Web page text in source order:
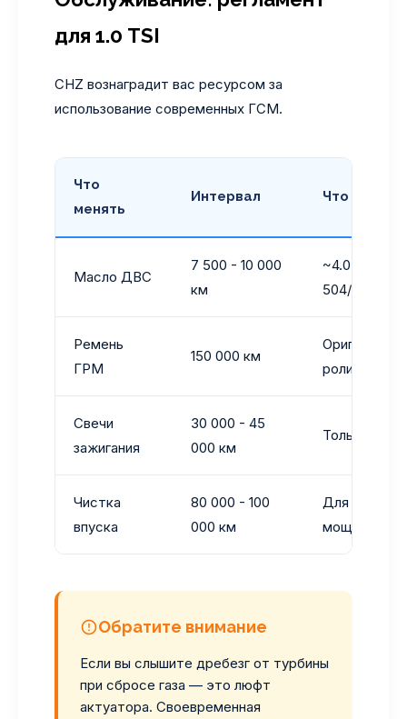
для 1.0 TSI
CHZ вознаградит вас ресурсом за
использование современных ГСМ.
Что
менять
Интервал Что
Масло ДВС
7 500 - 10 000
км
~4.0 л (5W-
504/507 или
Ремень
ГРМ
150 000 км
ролики)
Свечи
зажигания
30 000 - 45
000 км
Только
Чистка
впуска
80 000 - 100
000 км
Для
мощности
Обратите внимание
Если вы слышите дребезг от турбины
при сбросе газа — это люфт
актуатора. Своевременная